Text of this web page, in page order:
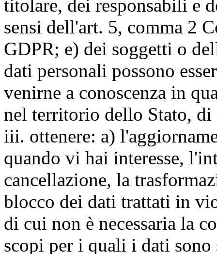
titolare, dei responsabili e
sensi dell'art. 5, comma 2
GDPR; e) dei soggetti o
dati personali possono
venirne a conoscenza in
nel territorio dello Stato,
iii. ottenere: a)
quando vi hai interesse,
cancellazione, la
blocco dei dati trattati in
di cui non è necessaria la
scopi per i quali i dati sono